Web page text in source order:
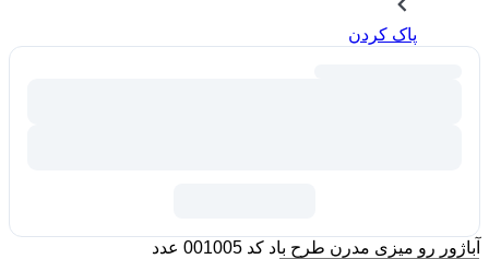
پاک کردن
آباژور رو میزی مدرن طرح باد کد 001005 عدد